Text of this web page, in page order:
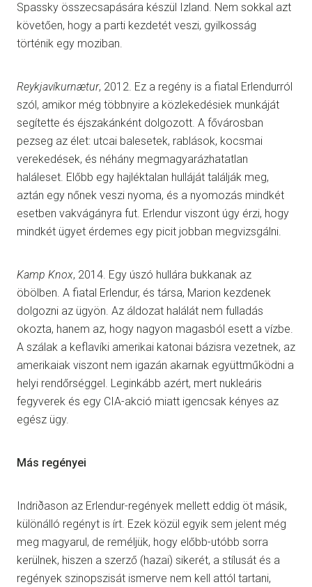
Spassky összecsapására készül Izland. Nem sokkal azt
követően, hogy a parti kezdetét veszi, gyilkosság
történik egy moziban.
Reykjavíkurnætur, 2012. Ez a regény is a fiatal Erlendurról
szól, amikor még többnyire a közlekedésiek munkáját
segítette és éjszakánként dolgozott. A fővárosban
pezseg az élet: utcai balesetek, rablások, kocsmai
verekedések, és néhány megmagyarázhatatlan
haláleset. Előbb egy hajléktalan hulláját találják meg,
aztán egy nőnek veszi nyoma, és a nyomozás mindkét
esetben vakvágányra fut. Erlendur viszont úgy érzi, hogy
mindkét ügyet érdemes egy picit jobban megvizsgálni.
Kamp Knox, 2014. Egy úszó hullára bukkanak az
öbölben. A fiatal Erlendur, és társa, Marion kezdenek
dolgozni az ügyön. Az áldozat halálát nem fulladás
okozta, hanem az, hogy nagyon magasból esett a vízbe.
A szálak a keflavíki amerikai katonai bázisra vezetnek, az
amerikaiak viszont nem igazán akarnak együttműködni a
helyi rendőrséggel. Leginkább azért, mert nukleáris
fegyverek és egy CIA-akció miatt igencsak kényes az
egész ügy.
Más regényei
Indriðason az Erlendur-regények mellett eddig öt másik,
különálló regényt is írt. Ezek közül egyik sem jelent még
meg magyarul, de reméljük, hogy előbb-utóbb sorra
kerülnek, hiszen a szerző (hazai) sikerét, a stílusát és a
regények szinopszisát ismerve nem kell attól tartani,